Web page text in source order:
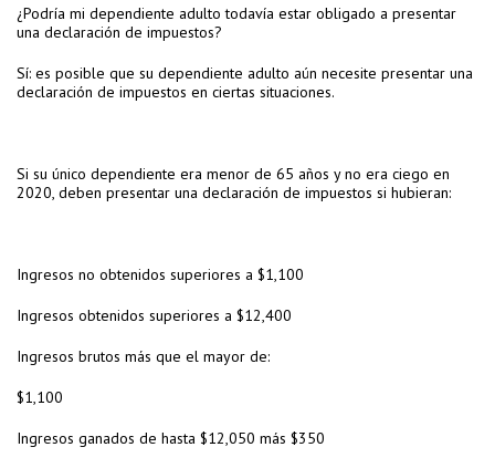
¿Podría mi dependiente adulto todavía estar obligado a presentar
una declaración de impuestos?
Sí: es posible que su dependiente adulto aún necesite presentar una
declaración de impuestos en ciertas situaciones.
Si su único dependiente era menor de 65 años y no era ciego en
2020, deben presentar una declaración de impuestos si hubieran:
Ingresos no obtenidos superiores a $1,100
Ingresos obtenidos superiores a $12,400
Ingresos brutos más que el mayor de:
$1,100
Ingresos ganados de hasta $12,050 más $350